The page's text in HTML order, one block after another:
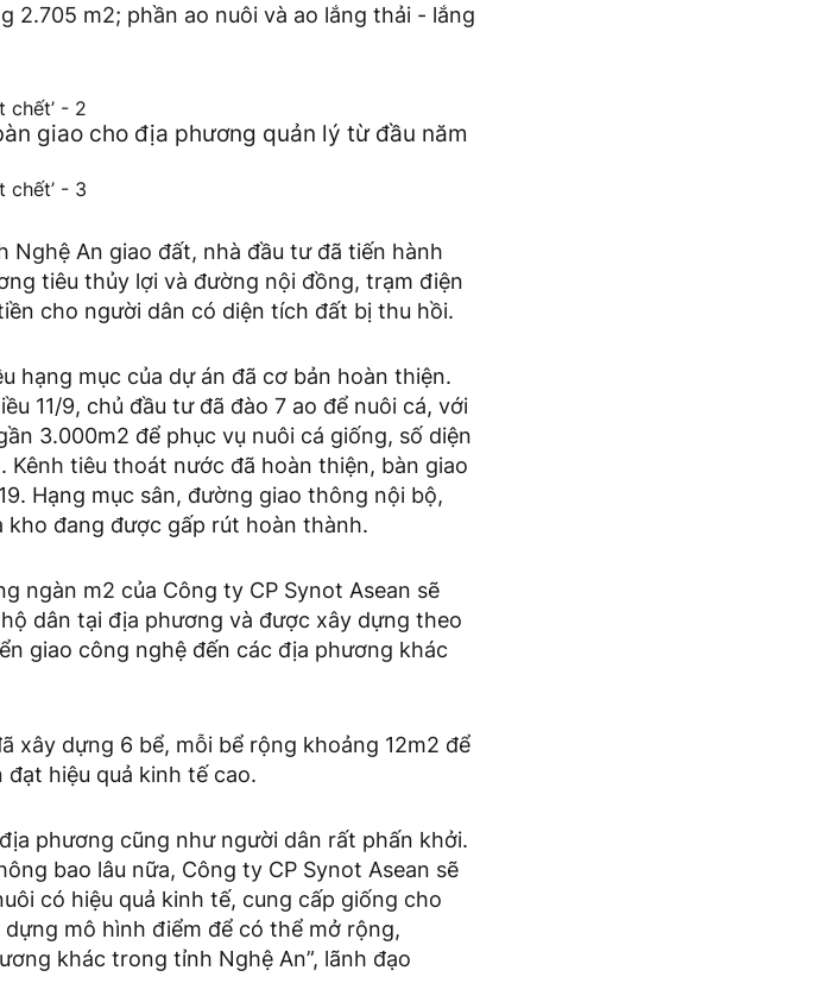
2.705 m2; phần ao nuôi và ao lắng thải - lắng
giao cho địa phương quản lý từ đầu năm
Nghệ An giao đất, nhà đầu tư đã tiến hành
tiêu thủy lợi và đường nội đồng, trạm điện
cho người dân có diện tích đất bị thu hồi.
hạng mục của dự án đã cơ bản hoàn thiện.
11/9, chủ đầu tư đã đào 7 ao để nuôi cá, với
3.000m2 để phục vụ nuôi cá giống, số diện
tiêu thoát nước đã hoàn thiện, bàn giao
Hạng mục sân, đường giao thông nội bộ,
kho đang được gấp rút hoàn thành.
ngàn m2 của Công ty CP Synot Asean sẽ
dân tại địa phương và được xây dựng theo
giao công nghệ đến các địa phương khác
xây dựng 6 bể, mỗi bể rộng khoảng 12m2 để
hiệu quả kinh tế cao.
phương cũng như người dân rất phấn khởi.
bao lâu nữa, Công ty CP Synot Asean sẽ
có hiệu quả kinh tế, cung cấp giống cho
mô hình điểm để có thể mở rộng,
khác trong tỉnh Nghệ An”, lãnh đạo